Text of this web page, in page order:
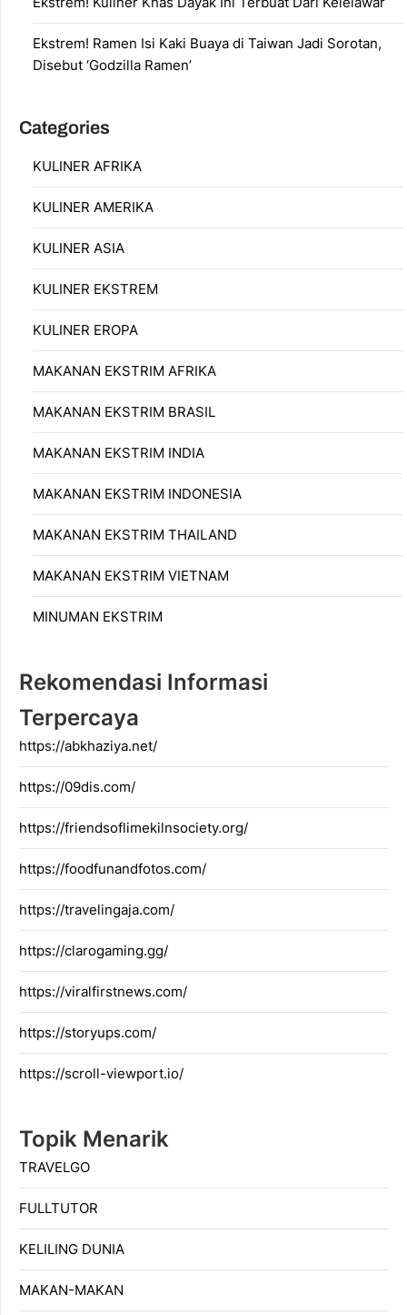
Ekstrem! Ramen Isi Kaki Buaya di Taiwan Jadi Sorotan,
Disebut ‘Godzilla Ramen’
Categories
KULINER AFRIKA
KULINER AMERIKA
KULINER ASIA
KULINER EKSTREM
KULINER EROPA
MAKANAN EKSTRIM AFRIKA
MAKANAN EKSTRIM BRASIL
MAKANAN EKSTRIM INDIA
MAKANAN EKSTRIM INDONESIA
MAKANAN EKSTRIM THAILAND
MAKANAN EKSTRIM VIETNAM
MINUMAN EKSTRIM
Rekomendasi Informasi
Terpercaya
https://abkhaziya.net/
https://09dis.com/
https://friendsoflimekilnsociety.org/
https://foodfunandfotos.com/
https://travelingaja.com/
https://clarogaming.gg/
https://viralfirstnews.com/
https://storyups.com/
https://scroll-viewport.io/
Topik Menarik
TRAVELGO
FULLTUTOR
KELILING DUNIA
MAKAN-MAKAN